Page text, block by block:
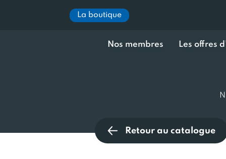
La boutique
Nos membres Les offres
Retour au catalogue